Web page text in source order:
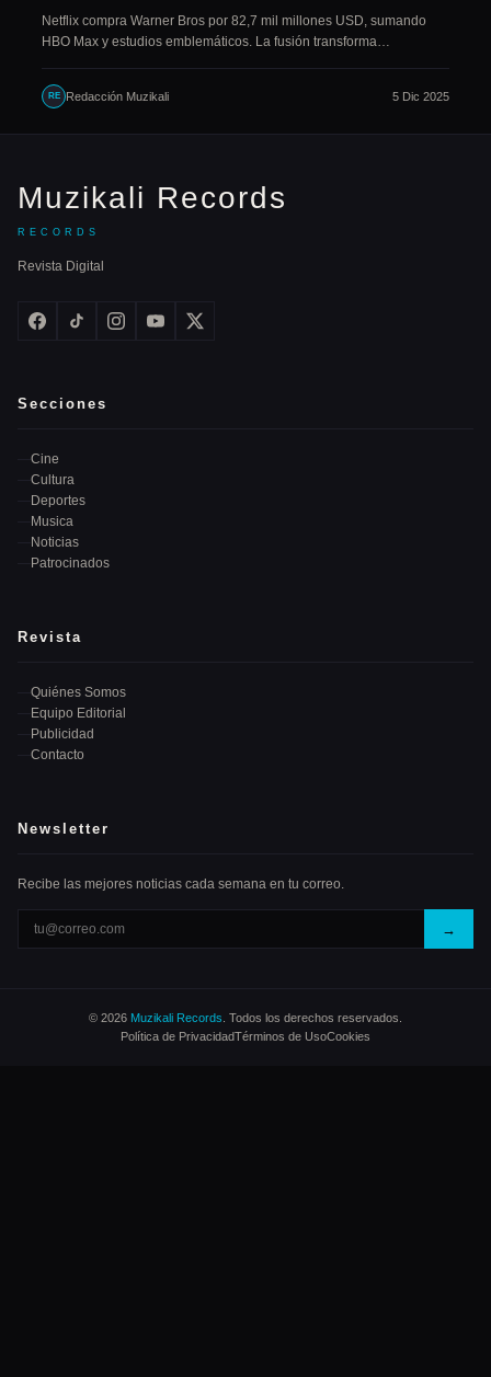
Netflix compra Warner Bros por 82,7 mil millones USD, sumando
HBO Max y estudios emblemáticos. La fusión transforma…
RE Redacción Muzikali 5 Dic 2025
Muzikali Records
RECORDS
Revista Digital
Secciones
Cine
Cultura
Deportes
Musica
Noticias
Patrocinados
Revista
Quiénes Somos
Equipo Editorial
Publicidad
Contacto
Newsletter
Recibe las mejores noticias cada semana en tu correo.
→
© 2026 Muzikali Records . Todos los derechos reservados.
Política de PrivacidadTérminos de UsoCookies